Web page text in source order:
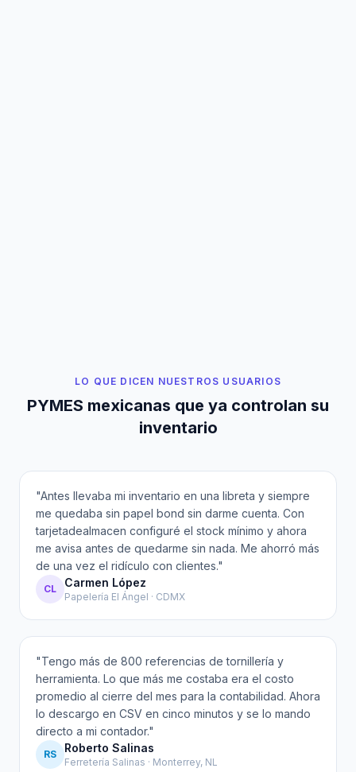
LO QUE DICEN NUESTROS USUARIOS
PYMES mexicanas que ya controlan su
inventario
"Antes llevaba mi inventario en una libreta y siempre
me quedaba sin papel bond sin darme cuenta. Con
tarjetadealmacen configuré el stock mínimo y ahora
me avisa antes de quedarme sin nada. Me ahorró más
de una vez el ridículo con clientes."
CL Carmen López
Papelería El Ángel · CDMX
"Tengo más de 800 referencias de tornillería y
herramienta. Lo que más me costaba era el costo
promedio al cierre del mes para la contabilidad. Ahora
lo descargo en CSV en cinco minutos y se lo mando
directo a mi contador."
RS Roberto Salinas
Ferretería Salinas · Monterrey, NL